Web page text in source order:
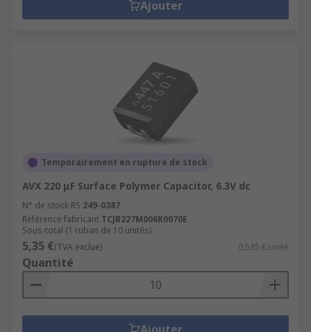
Ajouter
Temporairement en rupture de stock
AVX 220 μF Surface Polymer Capacitor, 6.3V dc
N° de stock RS 249-0387
Référence fabricant TCJB227M006R0070E
Sous-total (1 ruban de 10 unités)
5,35 €(TVA exclue) 0,535 €/unité
Quantité